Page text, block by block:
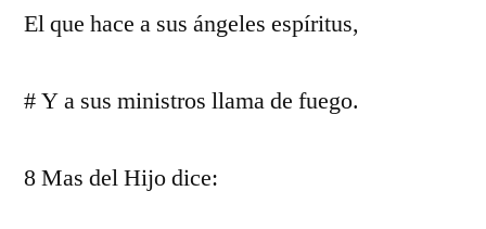
El que hace a sus ángeles espíritus,
# Y a sus ministros llama de fuego.
8 Mas del Hijo dice: